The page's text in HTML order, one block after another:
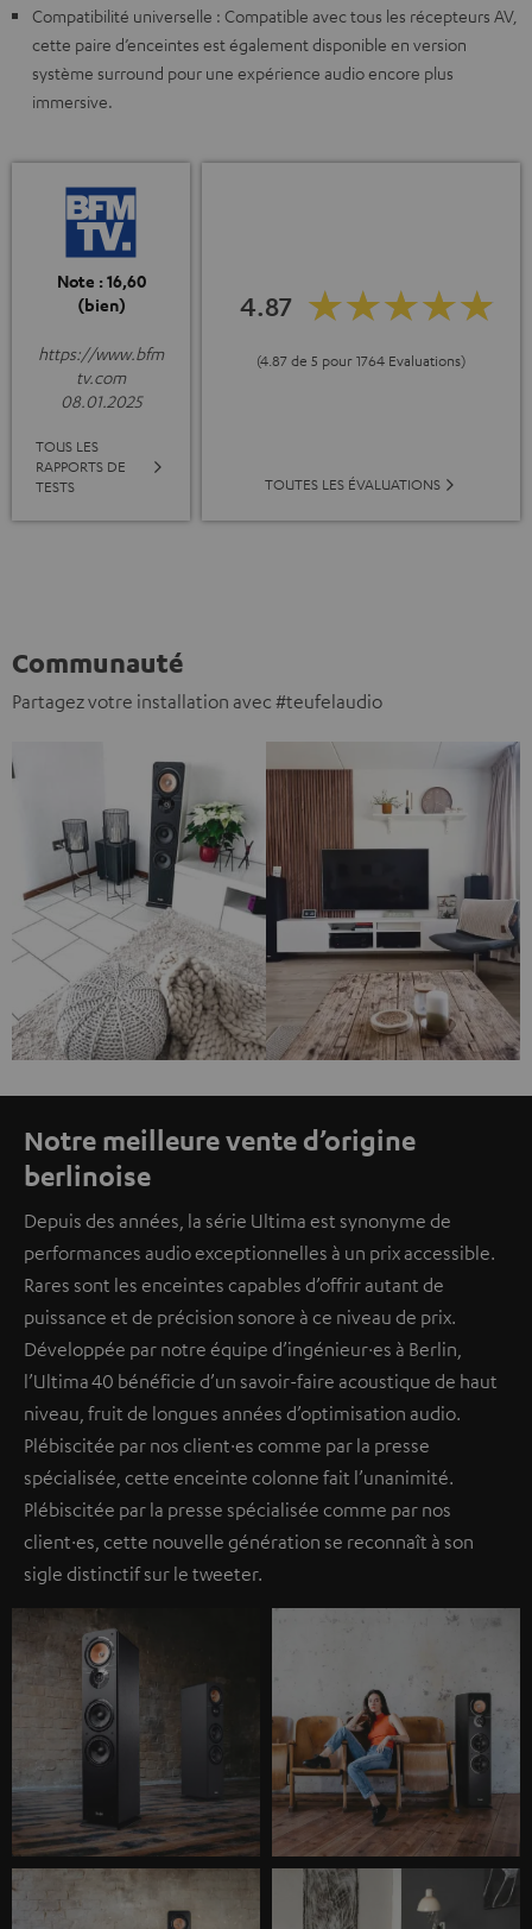
Compatibilité universelle : Compatible avec tous les récepteurs AV,
cette paire d’enceintes est également disponible en version
système surround pour une expérience audio encore plus
immersive.
Note : 16,60
(bien)
https://www.bfm
tv.com
08.01.2025
TOUS LES
RAPPORTS DE
TESTS
4.87
(4.87 de 5 pour 1764 Evaluations)
TOUTES LES ÉVALUATIONS
Communauté
Partagez votre installation avec #teufelaudio
Notre meilleure vente d’origine
berlinoise
Depuis des années, la série Ultima est synonyme de
performances audio exceptionnelles à un prix accessible.
Rares sont les enceintes capables d’offrir autant de
puissance et de précision sonore à ce niveau de prix.
Développée par notre équipe d’ingénieur·es à Berlin,
l’Ultima 40 bénéficie d’un savoir-faire acoustique de haut
niveau, fruit de longues années d’optimisation audio.
Plébiscitée par nos client·es comme par la presse
spécialisée, cette enceinte colonne fait l’unanimité.
Plébiscitée par la presse spécialisée comme par nos
client·es, cette nouvelle génération se reconnaît à son
sigle distinctif sur le tweeter.